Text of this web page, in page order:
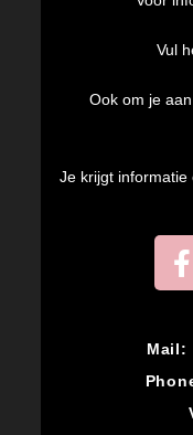
Vul
Ook om je
Je krijgt informatie
Mail: